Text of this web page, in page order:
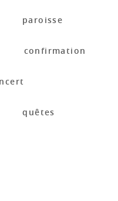
paroisse
confirmation
quêtes